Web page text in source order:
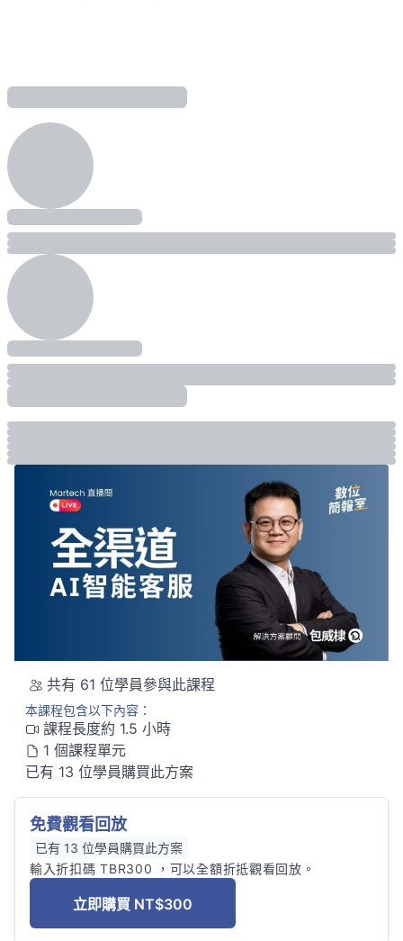
共有 61 位學員參與此課程
本課程包含以下內容：
課程長度約 1.5 小時
1 個課程單元
已有 13 位學員購買此方案
免費觀看回放
已有 13 位學員購買此方案
輸入折扣碼 TBR300 ，可以全額折抵觀看回放。
立即購買 NT$300